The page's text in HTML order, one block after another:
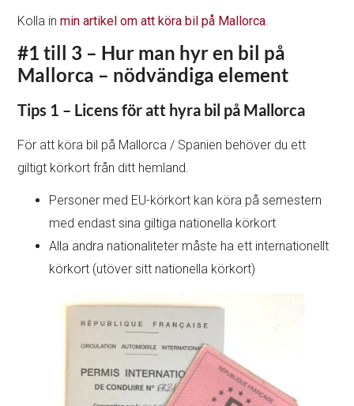
Kolla inmin artikel om att köra bil på Mallorca
#1 till 3 – Hur man hyr en bil på
Mallorca – nödvändiga element
Tips 1 – Licens för att hyra bil på Mallorca
För att köra bil på Mallorca / Spanien behöver du ett
giltigt körkort från ditt hemland.
Personer med EU-körkort kan köra på semestern
med endast sina giltiga nationella körkort
Alla andra nationaliteter måste ha ett internationellt
körkort (utöver sitt nationella körkort)